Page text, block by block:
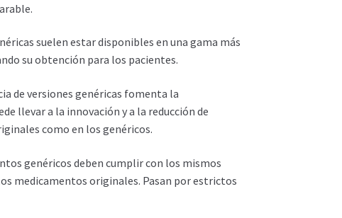
suelen estar disponibles en una gama más
su obtención para los pacientes.
de versiones genéricas fomenta la
llevar a la innovación y a la reducción de
como en los genéricos.
genéricos deben cumplir con los mismos
medicamentos originales. Pasan por estrictos